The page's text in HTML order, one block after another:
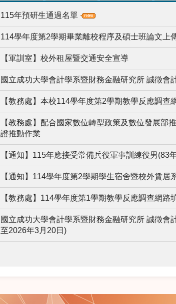
115年預研生通過名單
114學年度第2學期畢業離校程序及碩士班論文上
【軍訓室】校外租屋暨交通安全宣導
國立成功大學會計學系暨財務金融研究所 誠徵會
【教務處】本校114學年度第2學期教學反應調
【教務處】配合國家數位轉型政策及數位發展
證推動作業
【通知】115年應接受常備兵役軍事訓練役男
【通知】114學年度第2學期學生宿舍暨校外賃居
【教務處】114學年度第1學期教學反應調查網
國立成功大學會計學系暨財務金融研究所 誠徵
至2026年3月20日)